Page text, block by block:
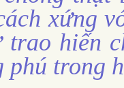
xứng
trao hiến
phú trong